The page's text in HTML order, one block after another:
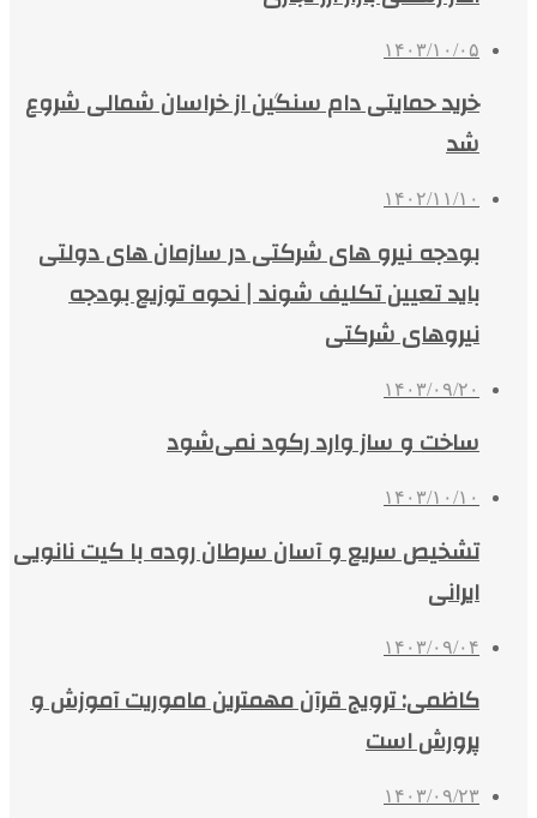
۱۴۰۳/۱۰/۰۵
خرید حمایتی دام سنگین از خراسان شمالی شروع
شد
۱۴۰۲/۱۱/۱۰
بودجه نیرو های شرکتی در سازمان های دولتی
باید تعیین تکلیف شوند | نحوه توزیع بودجه
نیروهای شرکتی
۱۴۰۳/۰۹/۲۰
ساخت و ساز وارد رکود نمی‌شود
۱۴۰۳/۱۰/۱۰
تشخیص سریع و آسان سرطان روده با کیت نانویی
ایرانی
۱۴۰۳/۰۹/۰۴
کاظمی: ترویج قرآن مهمترین ماموریت آموزش و
پرورش است
۱۴۰۳/۰۹/۲۳